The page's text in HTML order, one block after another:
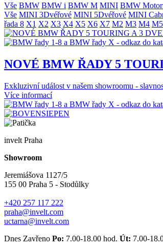
Vše BMW BMW i BMW M MINI BMW
Vše MINI 3Dvéřové MINI 5Dvéřové MINI
řada 8 X1 X2 X3 X4 X5 X6 X7 M2 M3 M4 M5
NOVÉ BMW ŘADY 5
Exkluzivní událost v našem showroomu -
Více informací
invelt Praha
Showroom
Jeremiášova 1127/5
155 00 Praha 5 - Stodůlky
+420 257 117 222
praha@invelt.com
uctarna@invelt.com
Dnes Zavřeno Po: 7.00-18.00 hod. Út: 7.00-